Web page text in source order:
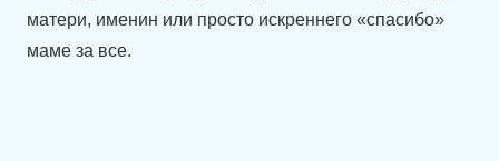
матери, именин или просто искреннего «спасибо»
маме за все.